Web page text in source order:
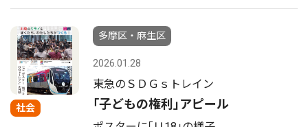
社会
多摩区・麻生区
2026.01.28
東急のＳＤＧｓトレイン
｢子どもの権利｣アピール